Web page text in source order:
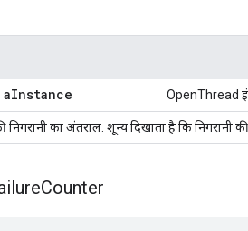
Instance OpenThread
निगरानी का अंतराल. शून्य दिखाता है कि निगरानी
Counter